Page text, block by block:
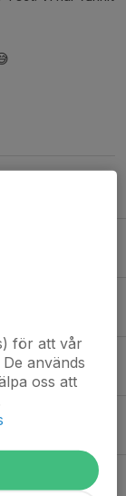
för att vår
används
oss att